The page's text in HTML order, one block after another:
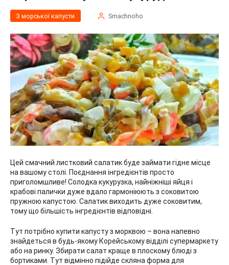
З морської капусти Smachnoho
Цей смачний листковий салатик буде займати гідне місце
на вашому столі. Поєднання інгредієнтів просто
приголомшливе! Солодка кукурузка, найніжніші яйця і
крабові палички дуже вдало гармоніюють з соковитою
пружною капустою. Салатик виходить дуже соковитим,
тому що більшість інгредієнтів відповідні.
Тут потрібно купити капусту з морквою – вона напевно
знайдеться в будь-якому Корейському відділі супермаркету
або на ринку. Збирати салат краще в плоскому блюді з
бортиками. Тут відмінно підійде скляна форма для